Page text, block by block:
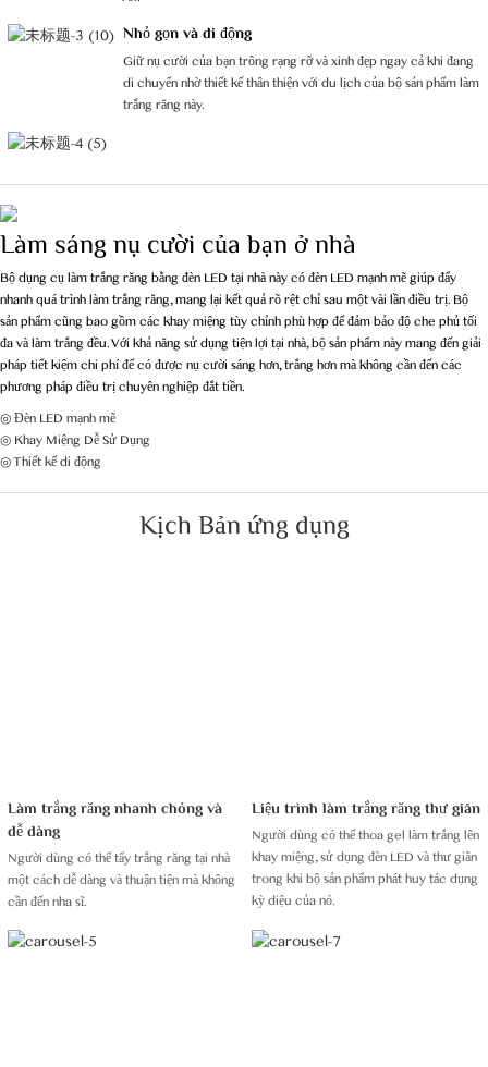
Nhỏ gọn và di động
Giữ nụ cười của bạn trông rạng rỡ và xinh đẹp ngay cả khi đang
di chuyển nhờ thiết kế thân thiện với du lịch của bộ sản phẩm làm
trắng răng này.
Làm sáng nụ cười của bạn ở nhà
Bộ dụng cụ làm trắng răng bằng đèn LED tại nhà này có đèn LED mạnh mẽ giúp đẩy
nhanh quá trình làm trắng răng, mang lại kết quả rõ rệt chỉ sau một vài lần điều trị. Bộ
sản phẩm cũng bao gồm các khay miệng tùy chỉnh phù hợp để đảm bảo độ che phủ tối
đa và làm trắng đều. Với khả năng sử dụng tiện lợi tại nhà, bộ sản phẩm này mang đến giải
pháp tiết kiệm chi phí để có được nụ cười sáng hơn, trắng hơn mà không cần đến các
phương pháp điều trị chuyên nghiệp đắt tiền.
◎ Đèn LED mạnh mẽ
◎ Khay Miệng Dễ Sử Dụng
◎ Thiết kế di động
Kịch Bản ứng dụng
Làm trắng răng nhanh chóng và
dễ dàng
Người dùng có thể tẩy trắng răng tại nhà
một cách dễ dàng và thuận tiện mà không
cần đến nha sĩ.
Liệu trình làm trắng răng thư giãn
Người dùng có thể thoa gel làm trắng lên
khay miệng, sử dụng đèn LED và thư giãn
trong khi bộ sản phẩm phát huy tác dụng
kỳ diệu của nó.